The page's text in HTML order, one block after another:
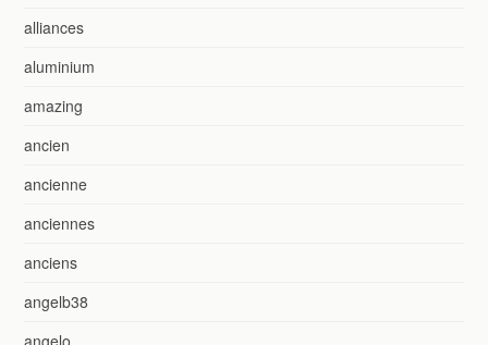
alliances
aluminium
amazing
ancien
ancienne
anciennes
anciens
angelb38
angelo